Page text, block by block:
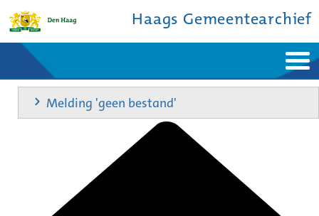
Haags Gemeentearchief
Home
Nieuws
Ontdek de stad
De studiezaal
Bronnen en collecties
Melding 'geen bestand'